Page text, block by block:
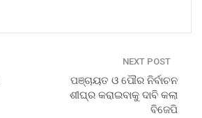
NEXT POST
ପଞ୍ଚାୟତ ଓ ପୌର ନିର୍ବାଚନ
ଶୀଘ୍ର କରାଇବାକୁ ଦାବି କଲା
ବିଜେପି